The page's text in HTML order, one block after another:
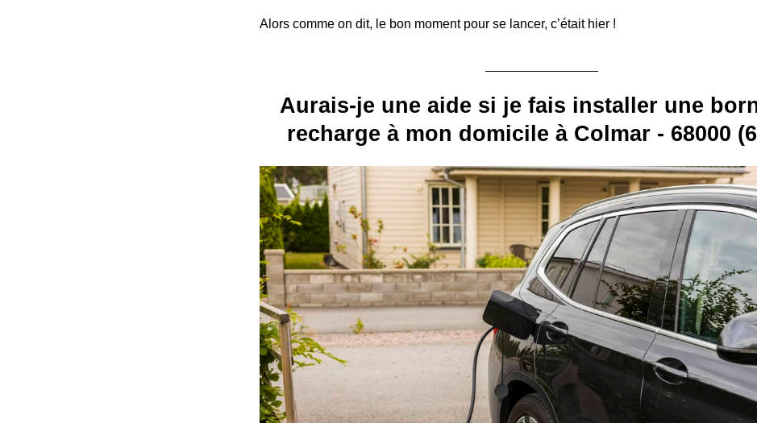
Alors comme on dit, le bon moment pour se lancer, c’était hier !
Aurais-je une aide si je fais installer une
recharge à mon domicile à Colmar - 68000